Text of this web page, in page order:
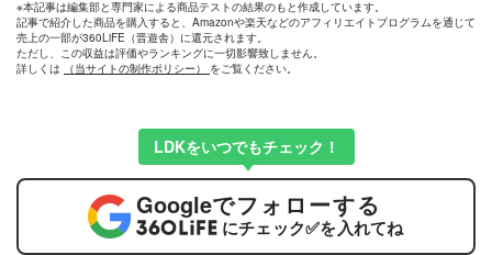
※本記事は編集部と専門家による商品テストの結果のもと作成しています。
記事で紹介した商品を購入すると、Amazonや楽天などのアフィリエイトプログラムを通じて
売上の一部が360LiFE（晋遊舎）に還元されます。
ただし、この収益は評価やランキングに一切影響致しません。
詳しくは
（当サイトの制作ポリシー） をご覧ください。
LDKをいつでもチェック！
Googleでフォローする
にチェック✅を入れてね